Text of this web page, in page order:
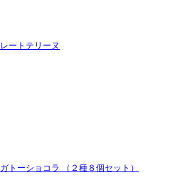
ートテリーヌ
トーショコラ （２種８個セット）